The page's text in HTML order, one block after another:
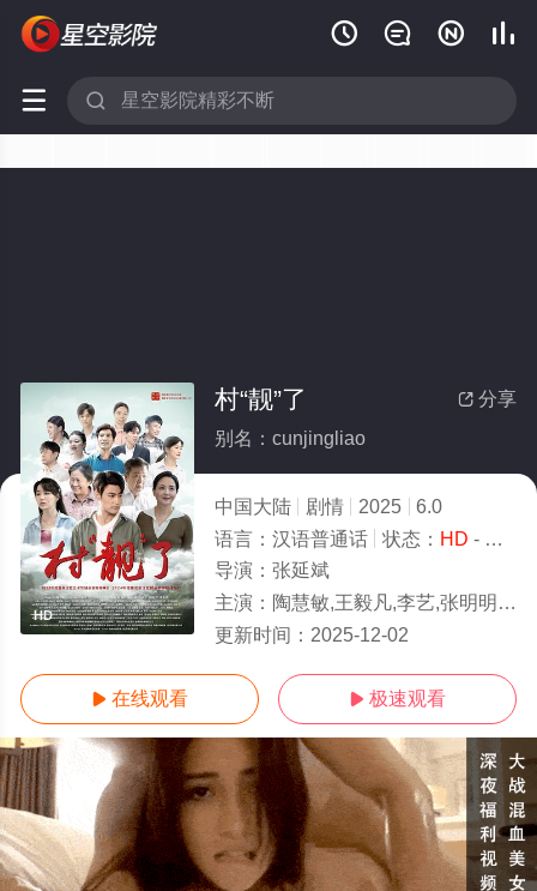
   
 
HD
 分享
村“靓”了
别名：cunjingliao
中国大陆 剧情 2025
6.0
语言： 汉语普通话 状态： HD - 高清免费在线观看
导演： 张延斌
主演： 陶慧敏,王毅凡,李艺,张明明,叶青青,朱嘉镇,陈镜宇,隋抒洋,张家骏
更新时间： 2025-12-02
 在线观看  极速观看